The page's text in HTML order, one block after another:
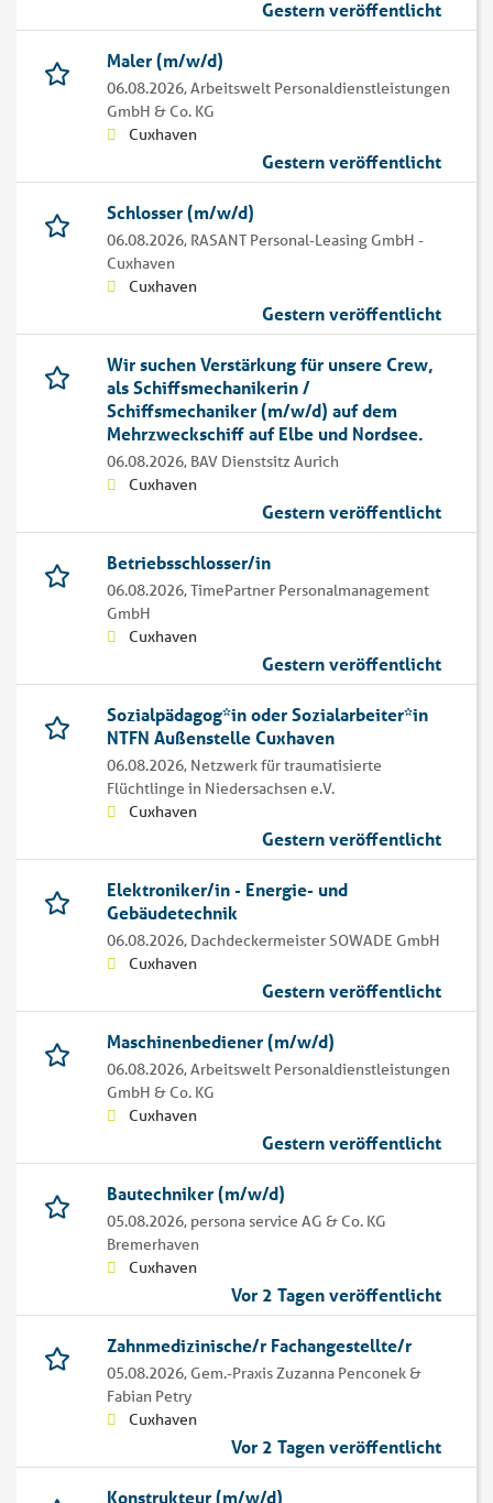
Gestern veröffentlicht
Maler (m/w/d)
06.08.2026,Arbeitswelt Personaldienstleistungen
GmbH & Co. KG
Cuxhaven
Gestern veröffentlicht
Schlosser (m/w/d)
06.08.2026, RASANT Personal-Leasing GmbH -
Cuxhaven
Cuxhaven
Gestern veröffentlicht
Wir suchen Verstärkung für unsere Crew,
als Schiffsmechanikerin /
Schiffsmechaniker (m/w/d) auf dem
Mehrzweckschiff auf Elbe und Nordsee.
06.08.2026, BAV Dienstsitz Aurich
Cuxhaven
Gestern veröffentlicht
Betriebsschlosser/in
06.08.2026,TimePartner Personalmanagement
GmbH
Cuxhaven
Gestern veröffentlicht
Sozialpädagog*in oder Sozialarbeiter*in
NTFN Außenstelle Cuxhaven
06.08.2026, Netzwerk für traumatisierte
Flüchtlinge in Niedersachsen e.V.
Cuxhaven
Gestern veröffentlicht
Elektroniker/in - Energie- und
Gebäudetechnik
06.08.2026, Dachdeckermeister SOWADE GmbH
Cuxhaven
Gestern veröffentlicht
Maschinenbediener (m/w/d)
06.08.2026,Arbeitswelt Personaldienstleistungen
GmbH & Co. KG
Cuxhaven
Gestern veröffentlicht
Bautechniker (m/w/d)
05.08.2026, persona service AG & Co. KG
Bremerhaven
Cuxhaven
Vor 2 Tagen veröffentlicht
Zahnmedizinische/r Fachangestellte/r
05.08.2026, Gem.-Praxis Zuzanna Penconek &
Fabian Petry
Cuxhaven
Vor 2 Tagen veröffentlicht
Konstrukteur (m/w/d)